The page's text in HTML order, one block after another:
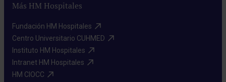
Más HM Hospitales
Fundación HM Hospitales​
Centro Universitario CUHMED​
Instituto HM Hospitales​
Intranet HM Hospitales​
HM CIOCC​